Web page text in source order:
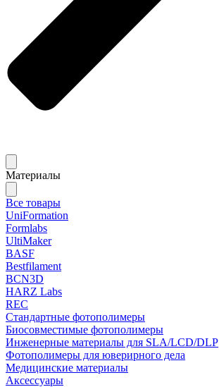
Материалы
Все товары
UniFormation
Formlabs
UltiMaker
BASF
Bestfilament
BCN3D
HARZ Labs
REC
Стандартные фотополимеры
Биосовместимые фотополимеры
Инженерные материалы для SLA/LCD/DLP
Фотополимеры для юверирного дела
Медицинские материалы
Аксессуары